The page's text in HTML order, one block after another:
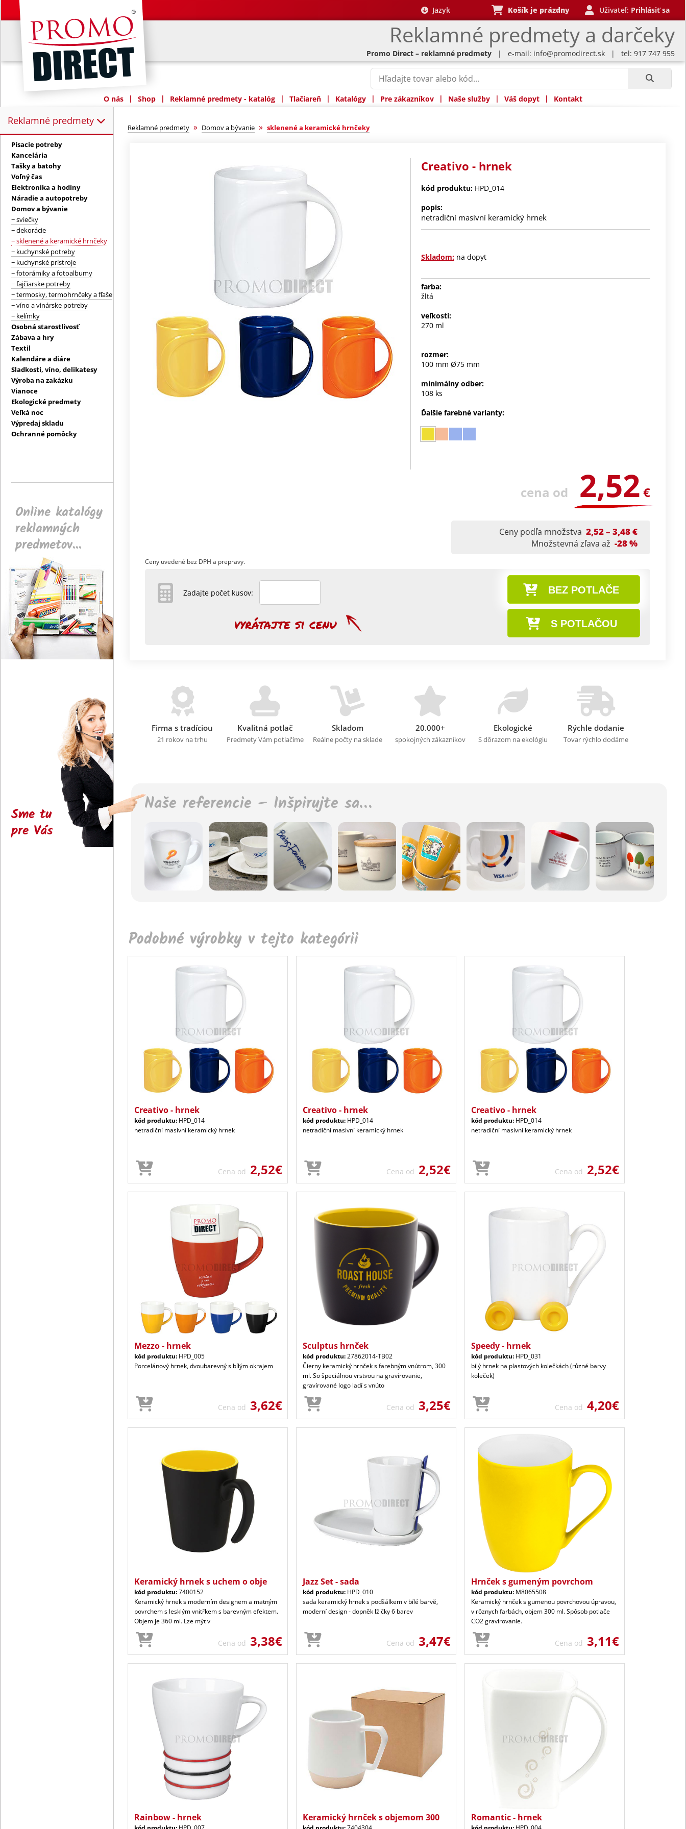
Reklamné predmety a darčeky
Jazyk Košík je prázdny Uživateľ: Prihlásiť sa
Promo Direct – reklamné predmety | e-mail: info@promodirect.sk | tel: 917 747 955
O nás | Shop | Reklamné predmety - katalóg | Tlačiareň | Katalógy | Pre zákazníkov | Naše služby | Váš dopyt | Kontakt
Reklamné predmety
Reklamné predmety:
Písacie potreby
Kancelária
Tašky a batohy
Voľný čas
Elektronika a hodiny
Náradie a autopotreby
Domov a bývanie
− sviečky
− dekorácie
− sklenené a keramické hrnčeky
− kuchynské potreby
− kuchynské prístroje
− fotorámiky a fotoalbumy
− fajčiarske potreby
− termosky, termohrnčeky a fľaše
− víno a vinárske potreby
− kelímky
Osobná starostlivosť
Zábava a hry
Textil
Kalendáre a diáre
Sladkosti, víno, delikatesy
Výroba na zakázku
Vianoce
Ekologické predmety
Veľká noc
Výpredaj skladu
Ochranné pomôcky
Online katalógy
reklamných
predmetov...
Sme tu
pre Vás
Reklamné predmety » Domov a bývanie » sklenené a keramické hrnčeky
Creativo - hrnek
kód produktu: HPD_014
popis:
netradiční masivní keramický hrnek
Skladom: na dopyt
farba:
žltá
veľkosti:
270 ml
rozmer:
100 mm Ø75 mm
minimálny odber:
108 ks
Ďalšie farebné varianty:
cena od 2,52 €
Ceny podľa množstva 2,52 – 3,48 €
Množstevná zľava až -28 %
Ceny uvedené bez DPH a prepravy.
BEZ POTLAČE
S POTLAČOU
Zadajte počet kusov:
Firma s tradíciou
21 rokov na trhu
Kvalitná potlač
Predmety Vám potlačíme
Skladom
Reálne počty na sklade
20.000+
spokojných zákazníkov
Ekologické
S dôrazom na ekológiu
Rýchle dodanie
Tovar rýchlo dodáme
Naše referencie – Inšpirujte sa…
Podobné výrobky v tejto kategórii
Creativo - hrnek
kód produktu: HPD_014
netradiční masivní keramický hrnek
Cena od 2,52€
Creativo - hrnek
kód produktu: HPD_014
netradiční masivní keramický hrnek
Cena od 2,52€
Creativo - hrnek
kód produktu: HPD_014
netradiční masivní keramický hrnek
Cena od 2,52€
Mezzo - hrnek
kód produktu: HPD_005
Porcelánový hrnek, dvoubarevný s bílým okrajem
Cena od 3,62€
Sculptus hrnček
kód produktu:27862014-TB02
Čierny keramický hrnček s farebným vnútrom, 300
ml. So špeciálnou vrstvou na gravírovanie,
gravírované logo ladí s vnúto
Cena od 3,25€
Speedy - hrnek
kód produktu: HPD_031
bílý hrnek na plastových kolečkách (různé barvy
koleček)
Cena od 4,20€
Keramický hrnek s uchem o obje
kód produktu:7400152
Keramický hrnek s moderním designem a matným
povrchem s lesklým vnitřkem s barevným efektem.
Objem je 360 ml. Lze mýt v
Cena od 3,38€
Jazz Set - sada
kód produktu: HPD_010
sada keramický hrnek s podšálkem v bílé barvě,
moderní design - dopněk lžičky 6 barev
Cena od 3,47€
Hrnček s gumeným povrchom
kód produktu: M8065508
Keramický hrnček s gumenou povrchovou úpravou,
v rôznych farbách, objem 300 ml. Spôsob potlače
CO2 gravírovanie.
Cena od 3,11€
Rainbow - hrnek Keramický hrnček s objemom 300 Romantic - hrnek